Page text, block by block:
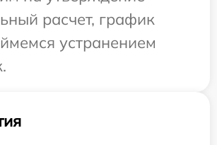
расчет, график
устранением